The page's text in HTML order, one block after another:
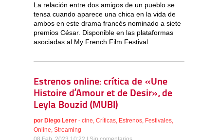
La relación entre dos amigos de un pueblo se
tensa cuando aparece una chica en la vida de
ambos en este drama francés nominado a siete
premios César. Disponible en las plataformas
asociadas al My French Film Festival.
Estrenos online: crítica de «Une
Histoire d’Amour et de Desir», de
Leyla Bouzid (MUBI)
por Diego Lerer - cine Críticas Estrenos Festivales
Online Streaming